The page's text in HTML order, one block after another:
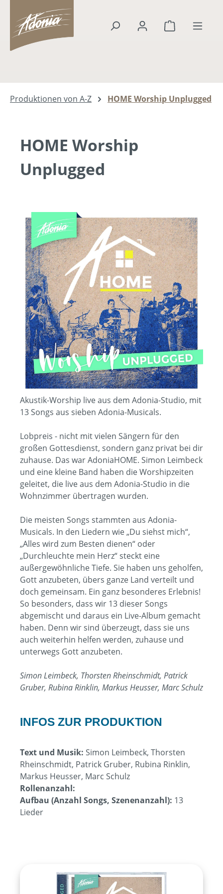
springen
Warenkorb
Produktionen von A-Z HOME Worship Unplugged
HOME Worship
Unplugged
Akustik-Worship live aus dem Adonia-Studio, mit
13 Songs aus sieben Adonia-Musicals.
Lobpreis - nicht mit vielen Sängern für den
großen Gottesdienst, sondern ganz privat bei dir
zuhause. Das war AdoniaHOME. Simon Leimbeck
und eine kleine Band haben die Worshipzeiten
geleitet, die live aus dem Adonia-Studio in die
Wohnzimmer übertragen wurden.
Die meisten Songs stammten aus Adonia-
Musicals. In den Liedern wie „Du siehst mich“,
„Alles wird zum Besten dienen“ oder
„Durchleuchte mein Herz“ steckt eine
außergewöhnliche Tiefe. Sie haben uns geholfen,
Gott anzubeten, übers ganze Land verteilt und
doch gemeinsam. Ein ganz besonderes Erlebnis!
So besonders, dass wir 13 dieser Songs
abgemischt und daraus ein Live-Album gemacht
haben. Denn wir sind überzeugt, dass sie uns
auch weiterhin helfen werden, zuhause und
unterwegs Gott anzubeten.
Simon Leimbeck, Thorsten Rheinschmidt, Patrick
Gruber, Rubina Rinklin, Markus Heusser, Marc Schulz
INFOS ZUR PRODUKTION
Text und Musik: Simon Leimbeck, Thorsten
Rheinschmidt, Patrick Gruber, Rubina Rinklin,
Markus Heusser, Marc Schulz
Rollenanzahl:
Aufbau (Anzahl Songs, Szenenanzahl): 13
Lieder